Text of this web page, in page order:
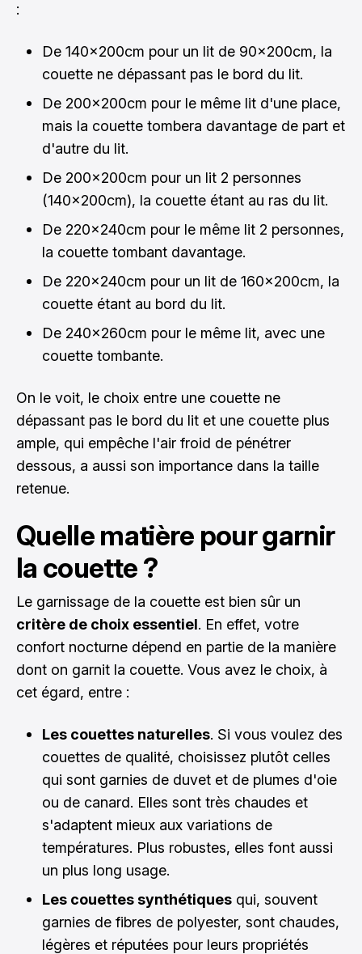
:
De 140x200cm pour un lit de 90x200cm, la
couette ne dépassant pas le bord du lit.
De 200x200cm pour le même lit d'une place,
mais la couette tombera davantage de part et
d'autre du lit.
De 200x200cm pour un lit 2 personnes
(140x200cm), la couette étant au ras du lit.
De 220x240cm pour le même lit 2 personnes,
la couette tombant davantage.
De 220x240cm pour un lit de 160x200cm, la
couette étant au bord du lit.
De 240x260cm pour le même lit, avec une
couette tombante.
On le voit, le choix entre une couette ne
dépassant pas le bord du lit et une couette plus
ample, qui empêche l'air froid de pénétrer
dessous, a aussi son importance dans la taille
retenue.
Quelle matière pour garnir
la couette ?
Le garnissage de la couette est bien sûr un
critère de choix essentiel. En effet, votre
confort nocturne dépend en partie de la manière
dont on garnit la couette. Vous avez le choix, à
cet égard, entre :
Les couettes naturelles. Si vous voulez des
couettes de qualité, choisissez plutôt celles
qui sont garnies de duvet et de plumes d'oie
ou de canard. Elles sont très chaudes et
s'adaptent mieux aux variations de
températures. Plus robustes, elles font aussi
un plus long usage.
Les couettes synthétiques qui, souvent
garnies de fibres de polyester, sont chaudes,
légères et réputées pour leurs propriétés